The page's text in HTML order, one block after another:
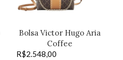
Bolsa Victor Hugo Aria
Coffee
R$2.548,00